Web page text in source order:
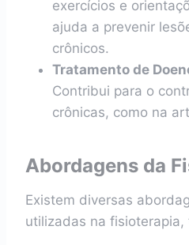
exercícios e
ajuda a prevenir
crônicos.
Tratamento de
Contribui para o
crônicas, como na
Abordagens da
Existem diversas
utilizadas na fisioterapia,